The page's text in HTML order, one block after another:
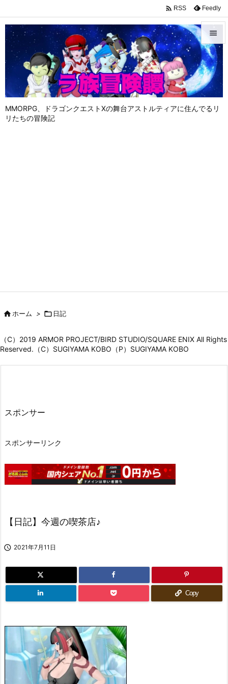
MMORPG、ドラゴンクエストⅩの舞台アストルティアに住んでるリ
リたちの冒険記


メニュ

サイド

 RSS Feedly
ホーム >  日記
（C）2019 ARMOR PROJECT/BIRD STUDIO/SQUARE ENIX All Rights
Reserved.（C）SUGIYAMA KOBO（P）SUGIYAMA KOBO
スポンサー
スポンサーリンク
【日記】今週の喫茶店♪
 2021年7月11日
Copy